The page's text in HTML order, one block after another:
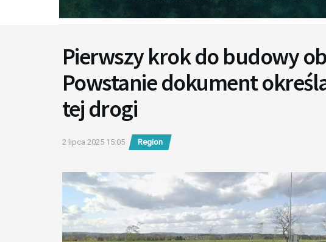
Pierwszy krok do budowy
Powstanie dokument
tej drogi
2 lipca 2025 15:05 Region